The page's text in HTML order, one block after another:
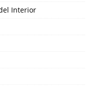
Interior